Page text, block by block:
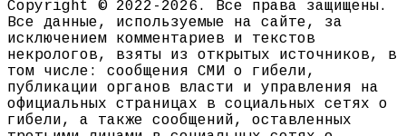
Copyright © 2022-2026. Все права защищены.
Все данные, используемые на сайте, за
исключением комментариев и текстов
некрологов, взяты из открытых источников, в
том числе: сообщения СМИ о гибели,
публикации органов власти и управления на
официальных страницах в социальных сетях о
гибели, а также сообщений, оставленных